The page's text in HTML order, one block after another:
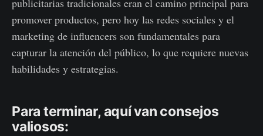
publicitarias tradicionales eran el camino principal para
promover productos, pero hoy las redes sociales y el
marketing de influencers son fundamentales para
capturar la atención del público, lo que requiere nuevas
habilidades y estrategias.
Para terminar, aquí van consejos
valiosos: